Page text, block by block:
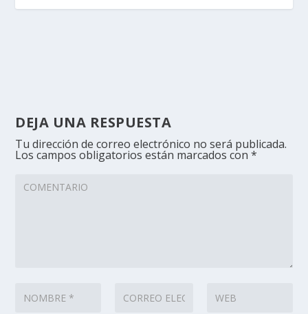
DEJA UNA RESPUESTA
Tu dirección de correo electrónico no será publicada.
Los campos obligatorios están marcados con*